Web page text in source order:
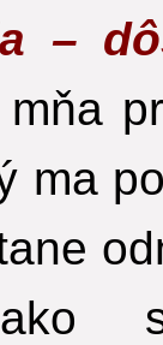
–
ma